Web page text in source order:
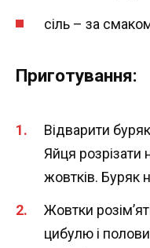
сіль – за
Приготування:
Відварити
Яйця розрізати
жовтків. Буряк
Жовтки
цибулю і